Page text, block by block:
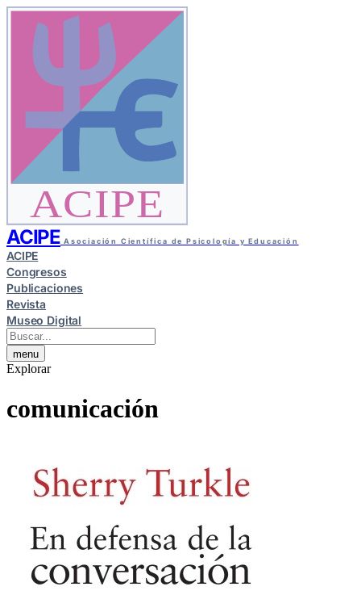
ACIPE
ACIPE Asociación Científica de Psicología y Educación
ACIPE
Congresos
Publicaciones
Revista
Museo Digital
menu
Explorar
comunicación